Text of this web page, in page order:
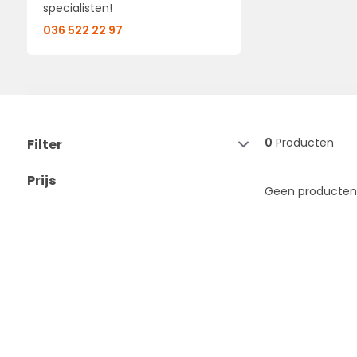
specialisten!
036 522 22 97
Filter
Prijs
0 Producten
Geen